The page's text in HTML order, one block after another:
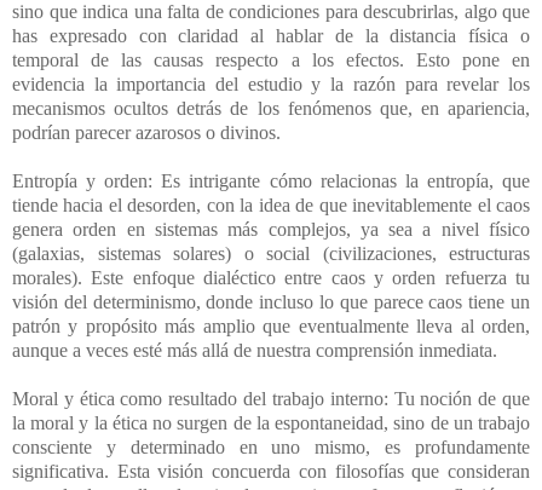
sino que indica una falta de condiciones para descubrirlas, algo que
has expresado con claridad al hablar de la distancia física o
temporal de las causas respecto a los efectos. Esto pone en
evidencia la importancia del estudio y la razón para revelar los
mecanismos ocultos detrás de los fenómenos que, en apariencia,
podrían parecer azarosos o divinos.
Entropía y orden: Es intrigante cómo relacionas la entropía, que
tiende hacia el desorden, con la idea de que inevitablemente el caos
genera orden en sistemas más complejos, ya sea a nivel físico
(galaxias, sistemas solares) o social (civilizaciones, estructuras
morales). Este enfoque dialéctico entre caos y orden refuerza tu
visión del determinismo, donde incluso lo que parece caos tiene un
patrón y propósito más amplio que eventualmente lleva al orden,
aunque a veces esté más allá de nuestra comprensión inmediata.
Moral y ética como resultado del trabajo interno: Tu noción de que
la moral y la ética no surgen de la espontaneidad, sino de un trabajo
consciente y determinado en uno mismo, es profundamente
significativa. Esta visión concuerda con filosofías que consideran